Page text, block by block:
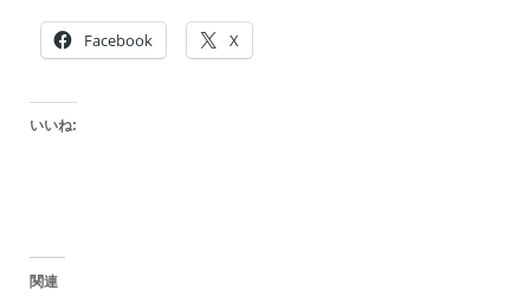
Facebook X
いいね:
関連